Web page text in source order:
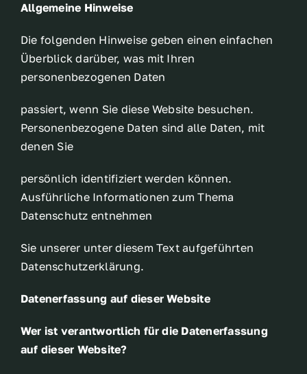
Allgemeine Hinweise
Die folgenden Hinweise geben einen einfachen
Überblick darüber, was mit Ihren
personenbezogenen Daten
passiert, wenn Sie diese Website besuchen.
Personenbezogene Daten sind alle Daten, mit
denen Sie
persönlich identifiziert werden können.
Ausführliche Informationen zum Thema
Datenschutz entnehmen
Sie unserer unter diesem Text aufgeführten
Datenschutzerklärung.
Datenerfassung auf dieser Website
Wer ist verantwortlich für die Datenerfassung
auf dieser Website?